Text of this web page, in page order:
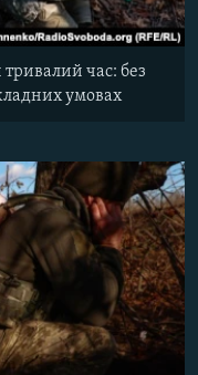
тривалий час: без
умовах